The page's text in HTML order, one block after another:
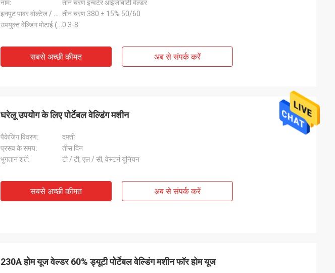
नाम:
तीन चरण इन्वर्टर आईजीबीटी वेल्डर
इनपुट पावर वोल्टेज / फ्रीक्वेंसी (वी / एचजेड): तीन चरण 380 ± 15% 50/60
उपयुक्त वेल्डिंग मोटाई (मिमी):0.3-8
सबसे अच्छी कीमत अब से संपर्क करें
घरेलू उपयोग के लिए पोर्टेबल वेल्डिंग मशीन
पैकेजिंग विवरण:
दफ़्ती
प्रसव के समय:
तीस दिन
भुगतान शर्तें:
टी / टी, एल / सी, वेस्टर्न यूनियन
सबसे अच्छी कीमत अब से संपर्क करें
230A होम यूज वेल्डर 60% ड्यूटी पोर्टेबल वेल्डिंग मशीन फॉर होम यूज